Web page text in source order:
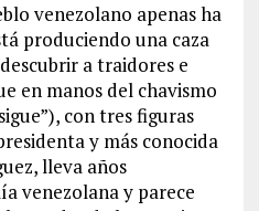
venezolano apenas ha
produciendo una caza
a traidores e
en manos del chavismo
con tres figuras
y más conocida
lleva años
venezolana y parece